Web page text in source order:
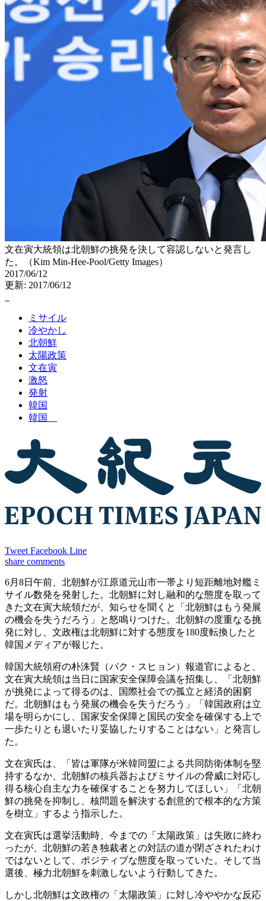
文在寅大統領は北朝鮮の挑発を決して容認しないと発言し
た。（Kim Min-Hee-Pool/Getty Images）
2017/06/12
更新: 2017/06/12
ミサイル
冷やかし
北朝鮮
太陽政策
文在寅
激怒
発射
韓国
韓国
Tweet Facebook Line
share comments
6月8日午前、北朝鮮が江原道元山市一帯より短距離地対艦ミ
サイル数発を発射した。北朝鮮に対し融和的な態度を取って
きた文在寅大統領だが、知らせを聞くと「北朝鮮はもう発展
の機会を失うだろう」と怒鳴りつけた。北朝鮮の度重なる挑
発に対し、文政権は北朝鮮に対する態度を180度転換したと
韓国メディアが報じた。
韓国大統領府の朴洙賢（パク・スヒョン）報道官によると、
文在寅大統領は当日に国家安全保障会議を招集し、「北朝鮮
が挑発によって得るのは、国際社会での孤立と経済的困窮
だ。北朝鮮はもう発展の機会を失うだろう」「韓国政府は立
場を明らかにし、国家安全保障と国民の安全を確保する上で
一歩たりとも退いたり妥協したりすることはない」と発言し
た。
文在寅氏は、「皆は軍隊が米韓同盟による共同防衛体制を堅
持するなか、北朝鮮の核兵器およびミサイルの脅威に対応し
得る核心自主な力を確保することを努力してほしい」「北朝
鮮の挑発を抑制し、核問題を解決する創意的で根本的な方策
を樹立」するよう指示した。
文在寅氏は選挙活動時、今までの「太陽政策」は失敗に終わ
ったが、北朝鮮の若き独裁者との対話の道が閉ざされたわけ
ではないとして、ポジティブな態度を取っていた。そして当
選後、極力北朝鮮を刺激しないよう行動してきた。
しかし北朝鮮は文政権の「太陽政策」に対し冷ややかな反応